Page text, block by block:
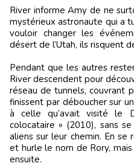
River informe Amy de ne
mystérieux astronaute qui a
vouloir changer les
désert de l’Utah, ils risquent
Pendant que les autres
River descendent pour
réseau de tunnels, couvrant
finissent par déboucher sur
à celle qu’avait visité le
colocataire » (2010), sans
aliens sur leur chemin. En
et hurle le nom de Rory,
ensuite.